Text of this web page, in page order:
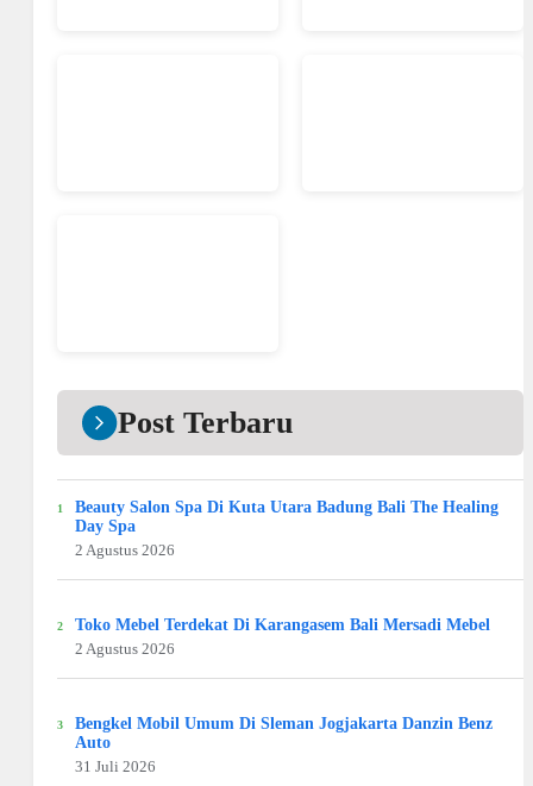
Post Terbaru
Beauty Salon Spa Di Kuta Utara Badung Bali The Healing
Day Spa
2 Agustus 2026
Toko Mebel Terdekat Di Karangasem Bali Mersadi Mebel
2 Agustus 2026
Bengkel Mobil Umum Di Sleman Jogjakarta Danzin Benz
Auto
31 Juli 2026